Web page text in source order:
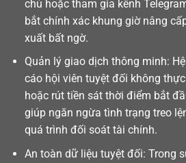
chủ hoặc tham gia kênh
bắt chính xác khung giờ nâng
xuất bất ngờ.
Quản lý giao dịch thông minh:
cáo hội viên tuyệt đối không
hoặc rút tiền sát thời điểm bắt
giúp ngăn ngừa tình trạng treo
quá trình đối soát tài chính.
An toàn dữ liệu tuyệt đối: Trong